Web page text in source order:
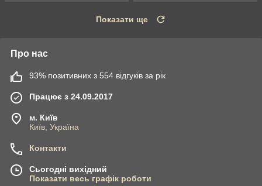
Показати ще
Про нас
93% позитивних з 554 відгуків за рік
Працює з 24.09.2017
м. Київ
Київ, Україна
Контакти
Сьогодні вихідний
Показати весь графік роботи